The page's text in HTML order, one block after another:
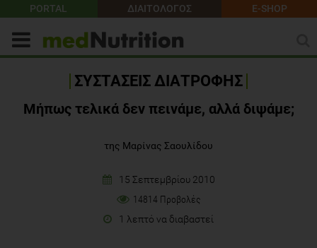
PORTAL ΔΙΑΙΤΟΛΟΓΟΣ E-SHOP
ΣΥΣΤΑΣΕΙΣ ΔΙΑΤΡΟΦΗΣ
Μήπως τελικά δεν πεινάμε, αλλά διψάμε;
της Μαρίνας Σαουλίδου
15 Σεπτεμβρίου 2010
14814 Προβολές
1 λεπτό να διαβαστεί